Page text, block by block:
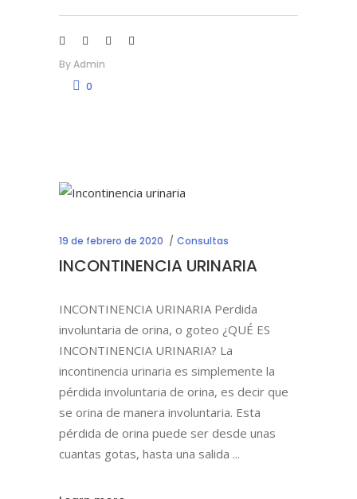
ByAdmin
0
19 de febrero de 2020 Consultas
INCONTINENCIA URINARIA
INCONTINENCIA URINARIA Perdida
involuntaria de orina, o goteo ¿QUÉ ES
INCONTINENCIA URINARIA? La
incontinencia urinaria es simplemente la
pérdida involuntaria de orina, es decir que
se orina de manera involuntaria. Esta
pérdida de orina puede ser desde unas
cuantas gotas, hasta una salida